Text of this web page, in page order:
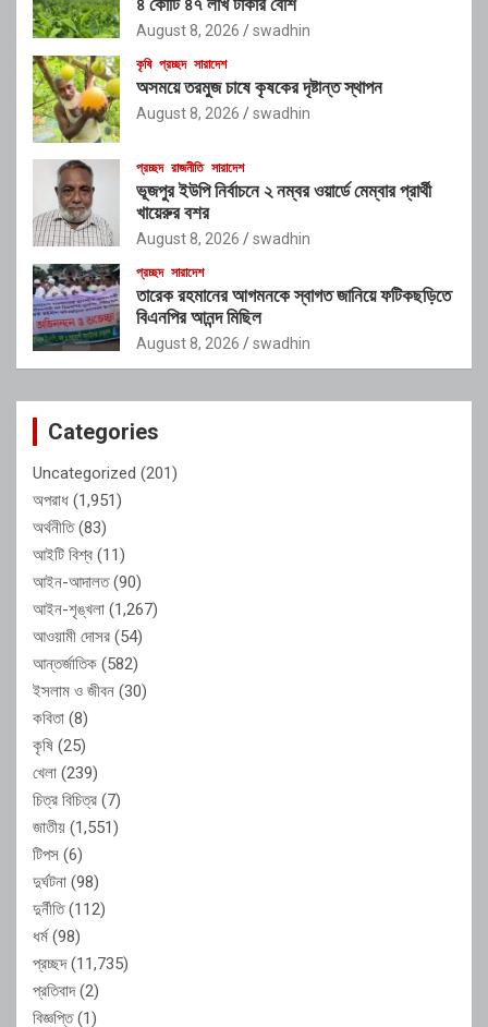
August 8, 2026 swadhin
কৃষি প্রচ্ছদ সারাদেশ
অসময়ে তরমুজ চাষে কৃষকের দৃষ্টান্ত স্থাপন
August 8, 2026 swadhin
প্রচ্ছদ রাজনীতি সারাদেশ
ভূজপুর ইউপি নির্বাচনে ২ নম্বর ওয়ার্ডে মেম্বার প্রার্থী
খায়েরুর বশর
August 8, 2026 swadhin
প্রচ্ছদ সারাদেশ
তারেক রহমানের আগমনকে স্বাগত জানিয়ে ফটিকছড়িতে
বিএনপির আনন্দ মিছিল
August 8, 2026 swadhin
Categories
Uncategorized (201)
অপরাধ (1,951)
অর্থনীতি(83)
আইটি বিশ্ব (11)
আইন-আদালত(90)
আইন-শৃঙ্খলা (1,267)
আওয়ামী দোসর (54)
আন্তর্জাতিক (582)
ইসলাম ও জীবন (30)
কবিতা (8)
কৃষি (25)
খেলা (239)
চিত্র বিচিত্র (7)
জাতীয় (1,551)
টিপস (6)
দুর্ঘটনা (98)
দুর্নীতি(112)
ধর্ম(98)
প্রচ্ছদ(11,735)
প্রতিবাদ(2)
বিজ্ঞপ্তি(1)